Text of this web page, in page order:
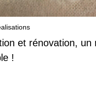
et rénovation, un
!